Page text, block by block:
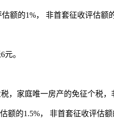
额的1%， 非首套征收评估额的
。
，家庭唯一房产的免征个税，
额的1.5%， 非首套征收评估额